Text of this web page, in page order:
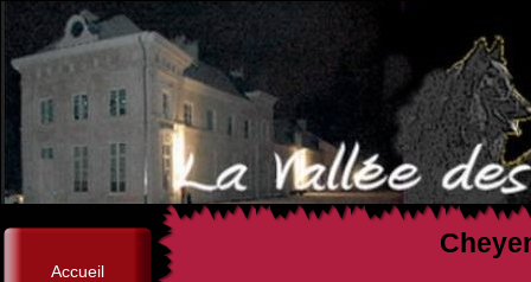
Accueil